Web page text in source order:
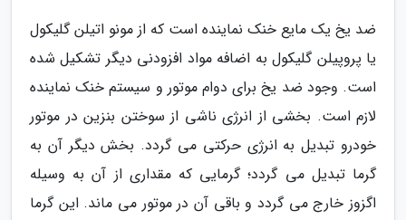
ضد یخ یک مایع خنک نماینده است که از مونو اتیلن گلیکول
یا پروپیلن گلیکول به اضافه مواد افزودنی دیگر تشکیل شده
است. وجود ضد یخ برای دوام موتور و سیستم خنک نماینده
لازم است. بخشی از انرژی ناشی از سوختن بنزین در موتور
خودرو تبدیل به انرژی حرکتی می گردد. بخش دیگر آن به
گرما تبدیل می گردد؛ گرمایی که مقداری از آن به وسیله
اگزوز خارج می گردد و باقی آن در موتور می ماند. این گرما